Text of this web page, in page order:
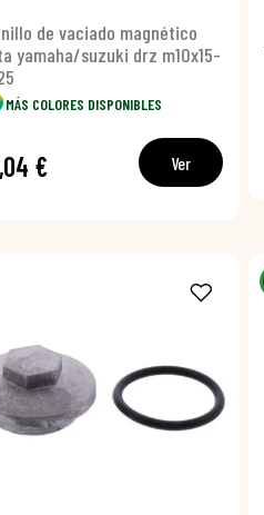
de vaciado magnético
yamaha/suzuki drz m10x15-
MÁS COLORES DISPONIBLES
€ Ver